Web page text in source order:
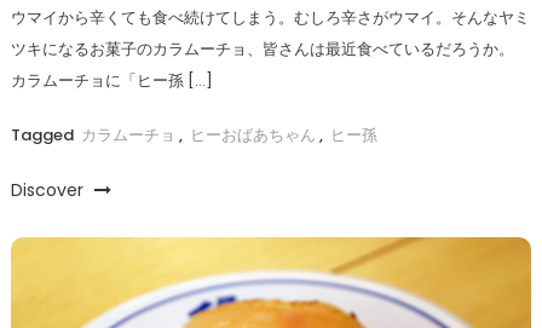
ウマイから辛くても食べ続けてしまう。むしろ辛さがウマイ。そんなヤミ
ツキになるお菓子のカラムーチョ、皆さんは最近食べているだろうか。
カラムーチョに「ヒー孫 […]
Tagged カラムーチョ , ヒーおばあちゃん , ヒー孫
Discover